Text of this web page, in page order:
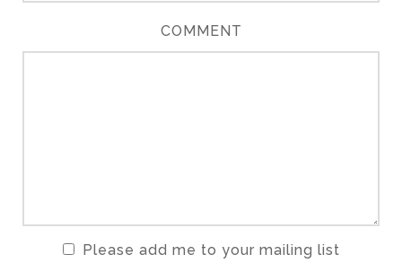
COMMENT
Please add me to your mailing list